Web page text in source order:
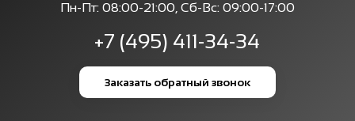
Пн-Пт: 08:00-21:00, Сб-Вс: 09:00-17:00
+7 (495) 411-34-34
Заказать обратный звонок